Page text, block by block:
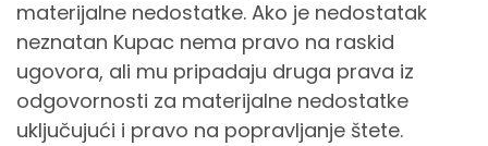
materijalne nedostatke. Ako je nedostatak
neznatan Kupac nema pravo na raskid
ugovora, ali mu pripadaju druga prava iz
odgovornosti za materijalne nedostatke
uključujući i pravo na popravljanje štete.